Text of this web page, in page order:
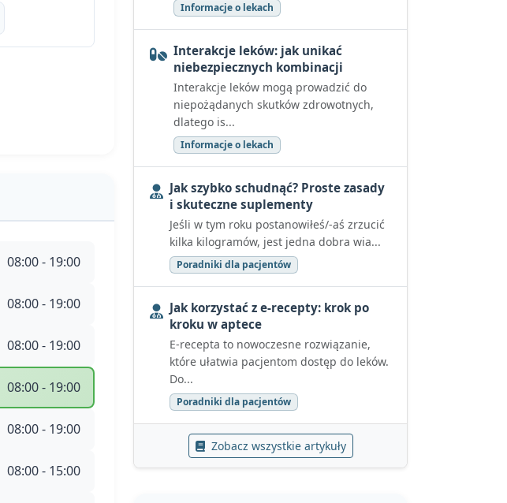
08:00 - 19:00
08:00 - 19:00
08:00 - 19:00
08:00 - 19:00
08:00 - 19:00
08:00 - 15:00
Informacje o lekach
Interakcje leków: jak unikać
niebezpiecznych kombinacji
Interakcje leków mogą prowadzić do
niepożądanych skutków zdrowotnych,
dlatego is...
Informacje o lekach
Jak szybko schudnąć? Proste zasady
i skuteczne suplementy
Jeśli w tym roku postanowiłeś/-aś zrzucić
kilka kilogramów, jest jedna dobra wia...
Poradniki dla pacjentów
Jak korzystać z e-recepty: krok po
kroku w aptece
E-recepta to nowoczesne rozwiązanie,
które ułatwia pacjentom dostęp do leków.
Do...
Poradniki dla pacjentów
Zobacz wszystkie artykuły